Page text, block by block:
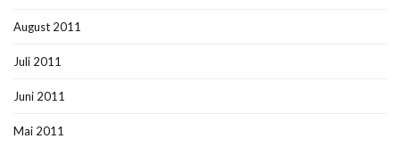
August 2011
Juli 2011
Juni 2011
Mai 2011